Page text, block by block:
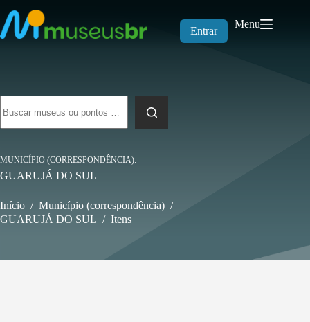
para
o
conteúdo
Entrar
Menu
resultados
MUNICÍPIO (CORRESPONDÊNCIA)
GUARUJÁ DO SUL
Início / Município (correspondência) /
GUARUJÁ DO SUL / Itens